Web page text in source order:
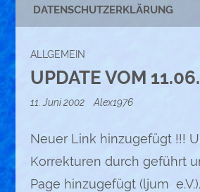
DATENSCHUTZERKLÄRUNG
ALLGEMEIN
UPDATE VOM
11. Juni 2002 Alex1976
Neuer Link hinzugefügt !!!
Korrekturen durch geführt
Page hinzugefügt (ljum e.V.).